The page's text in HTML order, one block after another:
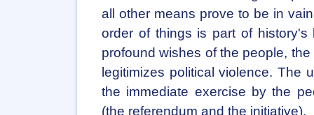
all other means prove to be in
order of things is part of
profound wishes of the people,
legitimizes political violence. The
the immediate exercise by the
(the referendum and the initiative).